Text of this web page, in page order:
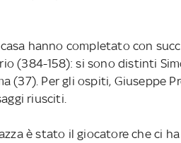
hanno completato con
(384-158): si sono distinti
(37). Per gli ospiti, Giuseppe
riusciti.
è stato il giocatore che ci